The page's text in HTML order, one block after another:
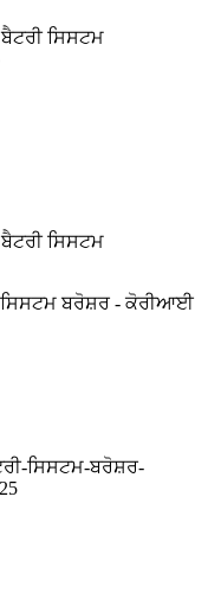
ਸਿਸਟਮ
ਸਿਸਟਮ
ਸਿਸਟਮ ਬਰੋਸ਼ਰ - ਕੋਰੀਆਈ
ਸਿਸਟਮ-ਬਰੋਸ਼ਰ-